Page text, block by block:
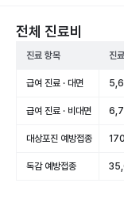
전체 진료비
진료 항목 진
급여 진료 · 대면
급여 진료 · 비대면
대상포진 예방접종
독감 예방접종